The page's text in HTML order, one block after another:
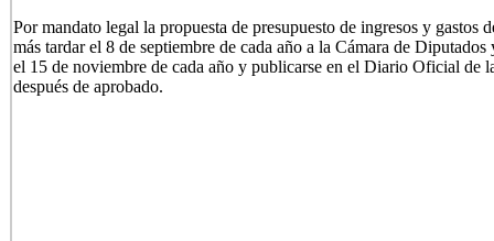
Por mandato legal la propuesta de presupuesto de ingresos y gastos
más tardar el 8 de septiembre de cada año a la Cámara de Diputados
el 15 de noviembre de cada año y publicarse en el Diario Oficial de
después de aprobado.